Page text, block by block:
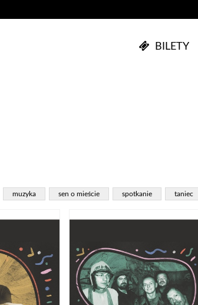
BILETY
muzyka sen o mieście spotkanie taniec